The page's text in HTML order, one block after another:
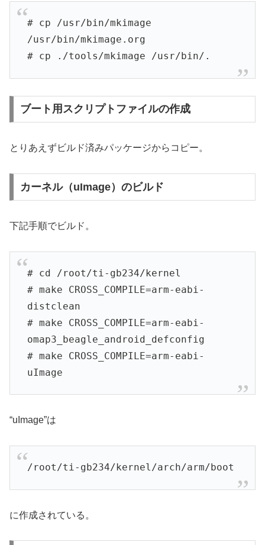
# cp /usr/bin/mkimage
/usr/bin/mkimage.org
# cp ./tools/mkimage /usr/bin/.
ブート用スクリプトファイルの作成
とりあえずビルド済みパッケージからコピー。
カーネル（uImage）のビルド
下記手順でビルド。
# cd /root/ti-gb234/kernel
# make CROSS_COMPILE=arm-eabi-
distclean
# make CROSS_COMPILE=arm-eabi-
omap3_beagle_android_defconfig
# make CROSS_COMPILE=arm-eabi-
uImage
“uImage”は
/root/ti-gb234/kernel/arch/arm/boot
に作成されている。